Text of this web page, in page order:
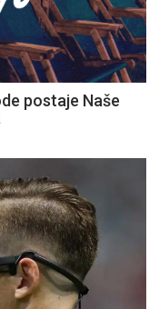
postaje Naše